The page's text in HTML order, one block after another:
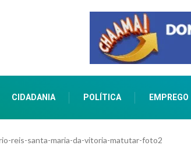
CIDADANIA POLÍTICA EMPREGO
reis-santa-maria-da-vitoria-matutar-foto2